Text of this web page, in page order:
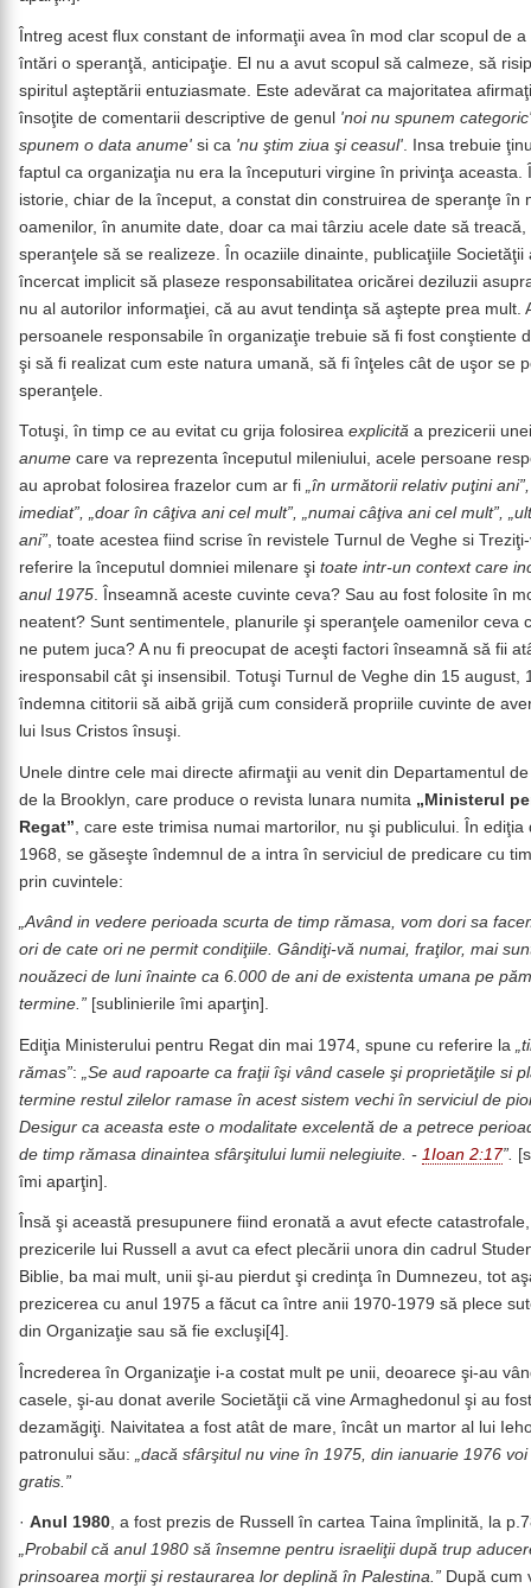
Întreg acest flux constant de informaţii avea în mod clar scopul de a
întări o speranţă, anticipaţie. El nu a avut scopul să calmeze, să
spiritul aşteptării entuziasmate. Este adevărat ca majoritatea
însoţite de comentarii descriptive de genul 'noi nu spunem categoric'
spunem o data anume' si ca 'nu ştim ziua şi ceasul'. Insa trebuie
faptul ca organizaţia nu era la începuturi virgine în privinţa aceasta.
istorie, chiar de la început, a constat din construirea de speranţe în
oamenilor, în anumite date, doar ca mai târziu acele date să treacă,
speranţele să se realizeze. În ocaziile dinainte, publicaţiile Societăţii
încercat implicit să plaseze responsabilitatea oricărei deziluzii
nu al autorilor informaţiei, că au avut tendinţa să aştepte prea mult.
persoanele responsabile în organizaţie trebuie să fi fost conştiente
şi să fi realizat cum este natura umană, să fi înţeles cât de uşor se
speranţele.
Totuşi, în timp ce au evitat cu grija folosirea explicită a prezicerii
anume care va reprezenta începutul mileniului, acele persoane
au aprobat folosirea frazelor cum ar fi „în următorii relativ puţini
imediat”, „doar în câţiva ani cel mult”, „numai câţiva ani cel mult”,
ani”, toate acestea fiind scrise în revistele Turnul de Veghe si
referire la începutul domniei milenare şi toate intr-un context care
anul 1975. Înseamnă aceste cuvinte ceva? Sau au fost folosite în
neatent? Sunt sentimentele, planurile şi speranţele oamenilor ceva
ne putem juca? A nu fi preocupat de aceşti factori înseamnă să fii
iresponsabil cât şi insensibil. Totuşi Turnul de Veghe din 15 august,
îndemna cititorii să aibă grijă cum consideră propriile cuvinte de
lui Isus Cristos însuşi.
Unele dintre cele mai directe afirmaţii au venit din Departamentul
de la Brooklyn, care produce o revista lunara numita „Ministerul
Regat” , care este trimisa numai martorilor, nu şi publicului. În ediţia
1968, se găseşte îndemnul de a intra în serviciul de predicare cu
prin cuvintele:
„Având in vedere perioada scurta de timp rămasa, vom dori sa
ori de cate ori ne permit condiţiile. Gândiţi-vă numai, fraţilor, mai
nouăzeci de luni înainte ca 6.000 de ani de existenta umana pe
termine.” [sublinierile îmi aparţin].
Ediţia Ministerului pentru Regat din mai 1974, spune cu referire la
rămas”:
„Se aud rapoarte ca fraţii îşi vând casele şi proprietăţile si
termine restul zilelor ramase în acest sistem vechi în serviciul de
Desigur ca aceasta este o modalitate excelentă de a petrece
de timp rămasa dinaintea sfârşitului lumii nelegiuite. - 1Ioan 2:17”.
îmi aparţin].
Însă şi această presupunere fiind eronată a avut efecte
prezicerile lui Russell a avut ca efect plecării unora din cadrul
Biblie, ba mai mult, unii şi-au pierdut şi credinţa în Dumnezeu, tot
prezicerea cu anul 1975 a făcut ca între anii 1970-1979 să plece
din Organizaţie sau să fie excluşi[4].
Încrederea în Organizaţie i-a costat mult pe unii, deoarece şi-au
casele, şi-au donat averile Societăţii că vine Armaghedonul şi au fost
dezamăgiţi. Naivitatea a fost atât de mare, încât un martor al lui
patronului său:
„dacă sfârşitul nu vine în 1975, din ianuarie 1976
gratis.”
· Anul 1980, a fost prezis de Russell în cartea Taina împlinită, la
„Probabil că anul 1980 să însemne pentru israeliţii după trup
prinsoarea morţii şi restaurarea lor deplină în Palestina.” După cum